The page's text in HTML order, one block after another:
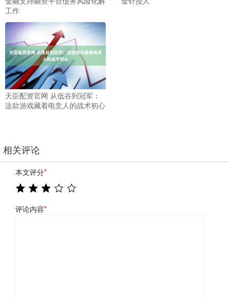
工作
天臣配资官网 从低谷到冠军：
这款游戏藏着电竞人的战术初心
相关评论
本文评分*
评论内容*